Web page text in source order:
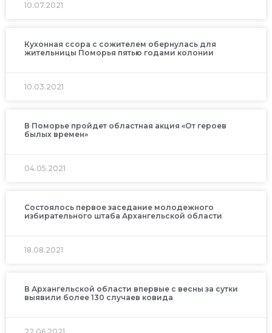
10.07.2021
Кухонная ссора с сожителем обернулась для
жительницы Поморья пятью годами колонии
10.03.2021
В Поморье пройдет областная акция «От героев
былых времен»
04.05.2021
Состоялось первое заседание молодежного
избирательного штаба Архангельской области
18.08.2021
В Архангельской области впервые с весны за сутки
выявили более 130 случаев ковида